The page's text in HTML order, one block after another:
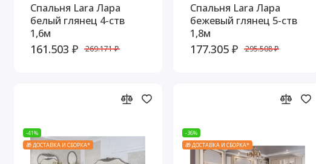
Спальня Lara Лара
белый глянец 4-ств
1,6м
161.503 ₽ 269.171 ₽
Спальня Lara Лара
бежевый глянец 5-ств
1,8м
177.305 ₽ 295.508 ₽
-41%
🎁 ДОСТАВКА И СБОРКА*
-36%
🎁 ДОСТАВКА И СБОРКА*